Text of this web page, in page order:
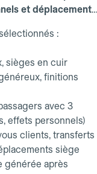
et déplacements
:
sièges en cuir
finitions
avec 3
effets personnels)
clients, transferts
siège
générée après